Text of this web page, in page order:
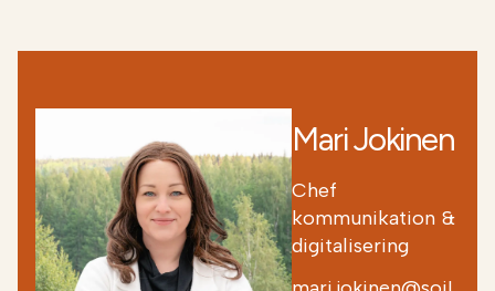
Mari Jokinen
Chef
kommunikation &
digitalisering